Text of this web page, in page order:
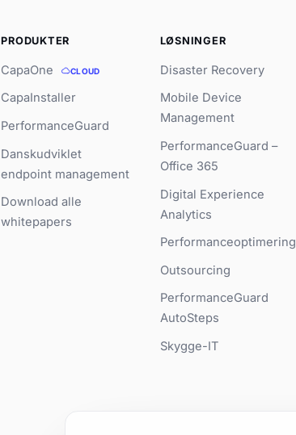
PRODUKTER
CapaOne CLOUD
CapaInstaller
PerformanceGuard
Danskudviklet
endpoint management
Download alle
whitepapers
LØSNINGER
Disaster Recovery
Mobile Device
Management
PerformanceGuard –
Office 365
Digital Experience
Analytics
Performanceoptimering
Outsourcing
PerformanceGuard
AutoSteps
Skygge-IT